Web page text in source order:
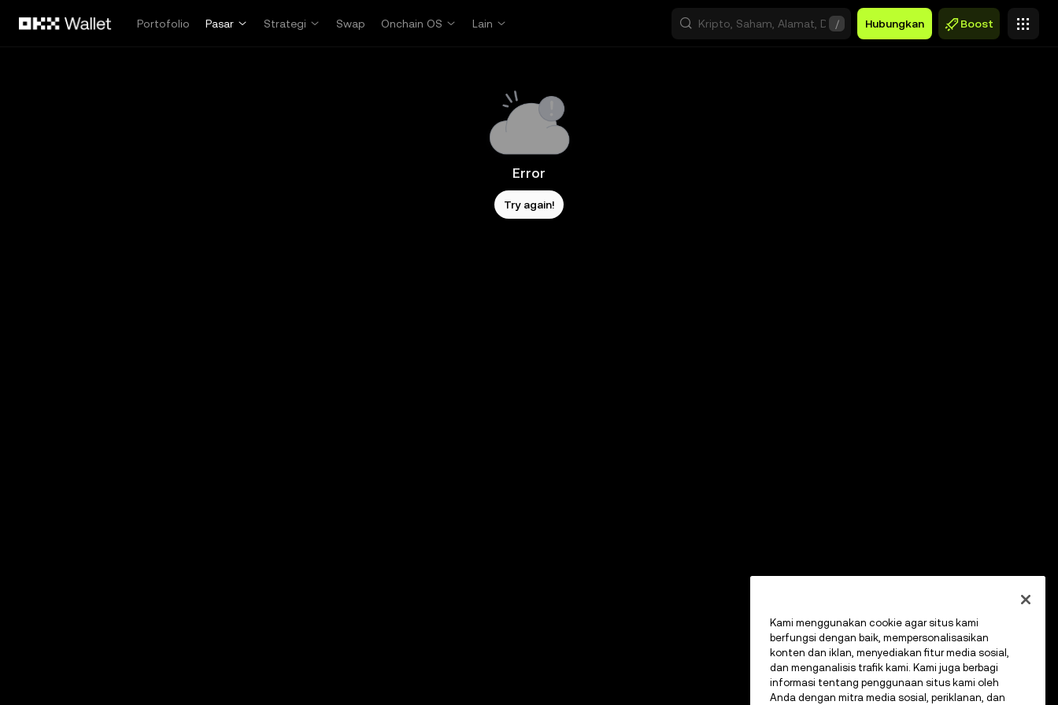
Portofolio
Pasar Strategi Swap Onchain OS Lain / Hubungkan Boost
Error
Try again!
Kami menggunakan cookie agar situs kami
berfungsi dengan baik, mempersonalisasikan
konten dan iklan, menyediakan fitur media sosial,
dan menganalisis trafik kami. Kami juga berbagi
informasi tentang penggunaan situs kami oleh
Anda dengan mitra media sosial, periklanan, dan